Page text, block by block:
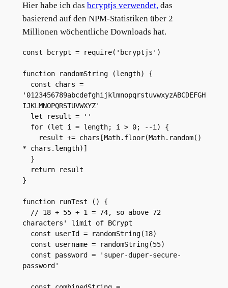
Hier habe ich das bcryptjs verwendet,das
basierend auf den NPM-Statistiken über 2
Millionen wöchentliche Downloads hat.
const bcrypt = require('bcryptjs')
function randomString (length) {
'0123456789abcdefghijklmnopqrstuvwxyzABCDEFGH
IJKLMNOPQRSTUVWXYZ'
  let result = ''
  for (let i = length; i > 0; --i) {
* chars.length)]
  }
  return result
}
function runTest () {
characters' limit of BCrypt
  const userId = randomString(18)
  const username = randomString(55)
password'